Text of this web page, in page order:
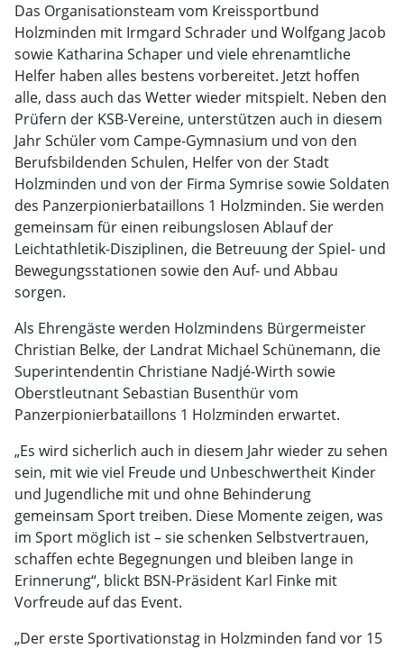
Das Organisationsteam vom Kreissportbund
Holzminden mit Irmgard Schrader und Wolfgang Jacob
sowie Katharina Schaper und viele ehrenamtliche
Helfer haben alles bestens vorbereitet. Jetzt hoffen
alle, dass auch das Wetter wieder mitspielt. Neben den
Prüfern der KSB-Vereine, unterstützen auch in diesem
Jahr Schüler vom Campe-Gymnasium und von den
Berufsbildenden Schulen, Helfer von der Stadt
Holzminden und von der Firma Symrise sowie Soldaten
des Panzerpionierbataillons 1 Holzminden. Sie werden
gemeinsam für einen reibungslosen Ablauf der
Leichtathletik-Disziplinen, die Betreuung der Spiel- und
Bewegungsstationen sowie den Auf- und Abbau
sorgen.
Als Ehrengäste werden Holzmindens Bürgermeister
Christian Belke, der Landrat Michael Schünemann, die
Superintendentin Christiane Nadjé-Wirth sowie
Oberstleutnant Sebastian Busenthür vom
Panzerpionierbataillons 1 Holzminden erwartet.
„Es wird sicherlich auch in diesem Jahr wieder zu sehen
sein, mit wie viel Freude und Unbeschwertheit Kinder
und Jugendliche mit und ohne Behinderung
gemeinsam Sport treiben. Diese Momente zeigen, was
im Sport möglich ist – sie schenken Selbstvertrauen,
schaffen echte Begegnungen und bleiben lange in
Erinnerung“, blickt BSN-Präsident Karl Finke mit
Vorfreude auf das Event.
„Der erste Sportivationstag in Holzminden fand vor 15